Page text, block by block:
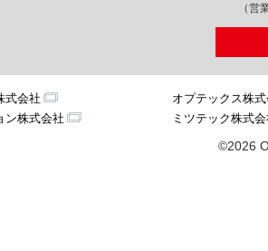
（営
式会社
オプテックス株
ン株式会社
ミツテック株式
©2026